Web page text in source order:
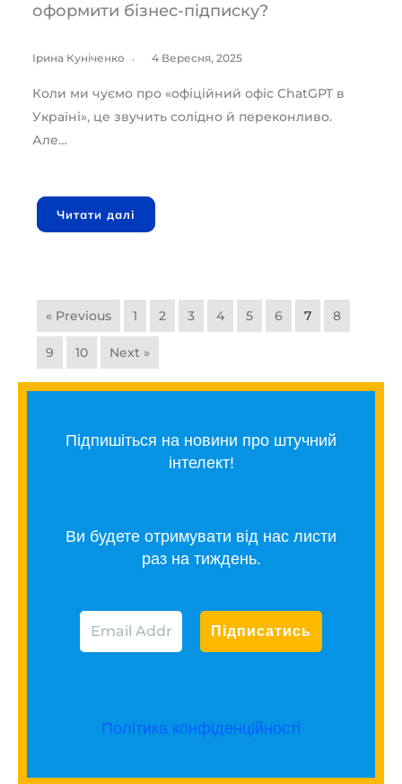
оформити бізнес-підписку?
Ірина Куніченко 4 Вересня, 2025
Коли ми чуємо про «офіційний офіс ChatGPT в
Україні», це звучить солідно й переконливо.
Але…
Читати далі
« Previous 1 2 3 4 5 6 7 8
9 10 Next »
Підпишіться на новини про штучний
інтелект!
Ви будете отримувати від нас листи
раз на тиждень.
Політика конфіденційності